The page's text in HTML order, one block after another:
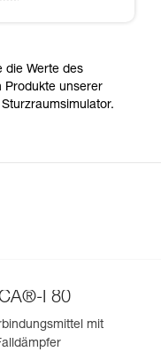
die Werte des
Produkte unserer
I 80
mit